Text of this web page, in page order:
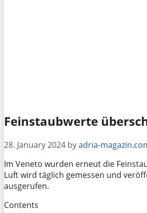
Feinstaubwerte
28. January 2024 byadria-
Im Veneto wurden erneut die
Luft wird täglich gemessen und
ausgerufen.
Contents